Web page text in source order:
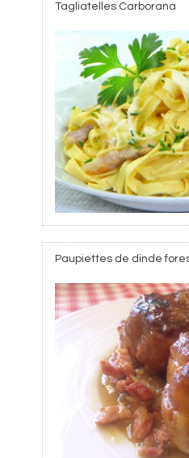
Tagliatelles Carborana
Paupiettes de dinde